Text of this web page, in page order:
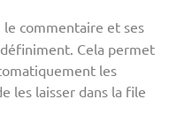
le commentaire et ses
Cela permet
les
les laisser dans la file